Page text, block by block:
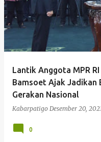
Lantik Anggota MPR
Bamsoet Ajak Jadikan
Gerakan Nasional
Kabarpatigo Desember 20,
0